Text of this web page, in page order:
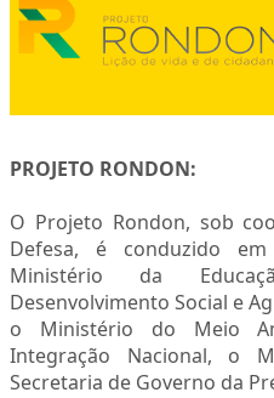
PROJETO RONDON:
O Projeto Rondon, sob
Defesa, é conduzido
Ministério da
Desenvolvimento Social e
o Ministério do Meio
Integração Nacional, o
Secretaria de Governo da